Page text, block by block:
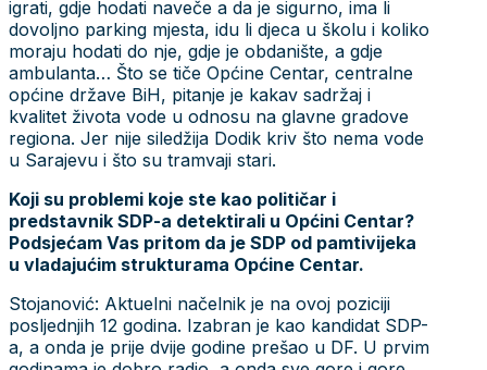
igrati, gdje hodati naveče a da je sigurno, ima li
dovoljno parking mjesta, idu li djeca u školu i koliko
moraju hodati do nje, gdje je obdanište, a gdje
ambulanta… Što se tiče Općine Centar, centralne
općine države BiH, pitanje je kakav sadržaj i
kvalitet života vode u odnosu na glavne gradove
regiona. Jer nije siledžija Dodik kriv što nema vode
u Sarajevu i što su tramvaji stari.
Koji su problemi koje ste kao političar i
predstavnik SDP-a detektirali u Općini Centar?
Podsjećam Vas pritom da je SDP od pamtivijeka
u vladajućim strukturama Općine Centar.
Stojanović: Aktuelni načelnik je na ovoj poziciji
posljednjih 12 godina. Izabran je kao kandidat SDP-
a, a onda je prije dvije godine prešao u DF. U prvim